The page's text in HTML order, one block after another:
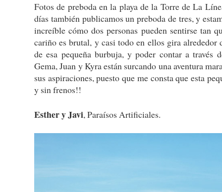
Fotos de preboda en la playa de la Torre de La
días también publicamos un preboda de tres, y
increíble cómo dos personas pueden sentirse tan
cariño es brutal, y casi todo en ellos gira alrededor
de esa pequeña burbuja, y poder contar a través
Gema, Juan y Kyra están surcando una aventura
sus aspiraciones, puesto que me consta que esta
y sin frenos!!
Esther y Javi, Paraísos Artificiales.